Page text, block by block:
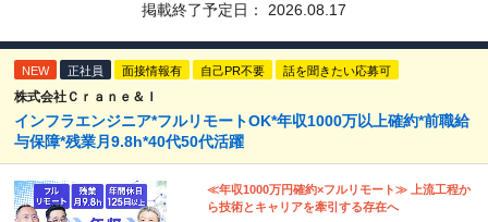
掲載終了予定日： 2026.08.17
NEW 正社員 面接情報有 自己PR不要 話を聞きたい応募可
株式会社Ｃｒａｎｅ＆Ｉ
インフラエンジニア*フルリモートOK*年収1000万以上確約*前職給
与保障*残業月9.8h*40代50代活躍
≪年収1000万円確約×フルリモート≫ 上流工程か
ら技術とキャリアを牽引する存在へ